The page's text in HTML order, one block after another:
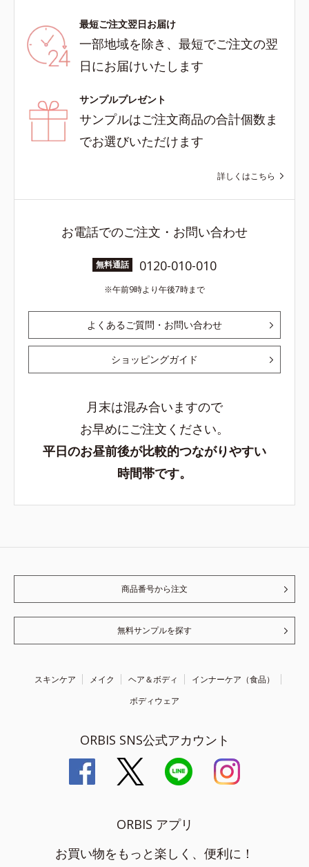
最短ご注文翌日お届け
一部地域を除き、最短でご注文の翌
日にお届けいたします
サンプルプレゼント
サンプルはご注文商品の合計個数ま
でお選びいただけます
詳しくはこちら
お電話でのご注文・お問い合わせ
無料通話 0120-010-010
午前9時より午後7時まで
よくあるご質問・お問い合わせ
ショッピングガイド
月末は混み合いますので
お早めにご注文ください。
平日のお昼前後が比較的つながりやすい
時間帯です。
商品番号から注文
無料サンプルを探す
スキンケア メイク ヘア＆ボディ
インナーケア（食品）
ボディウェア
ORBIS SNS公式アカウント
ORBIS アプリ
お買い物をもっと楽しく、便利に！